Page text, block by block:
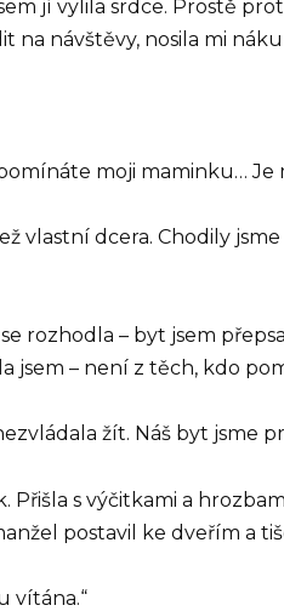
jí vylila srdce. Prostě
na návštěvy, nosila mi
moji maminku… Je
vlastní dcera. Chodily
rozhodla – byt jsem
jsem – není z těch, kdo
žít. Náš byt jsme
Přišla s výčitkami a
postavil ke dveřím a
vítána.“